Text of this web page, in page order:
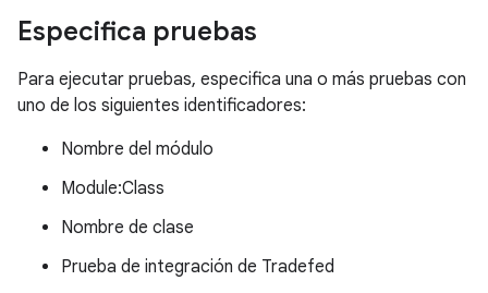
Especifica pruebas
Para ejecutar pruebas, especifica una o más pruebas con
uno de los siguientes identificadores:
Nombre del módulo
Module:Class
Nombre de clase
Prueba de integración de Tradefed